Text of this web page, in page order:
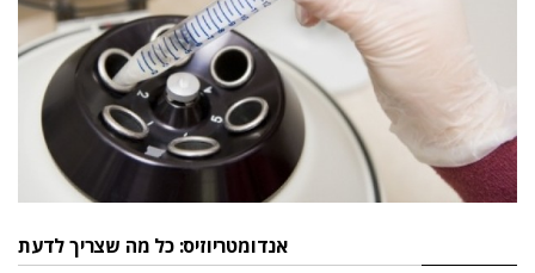
אנדומטריוזיס: כל מה שצריך לדעת